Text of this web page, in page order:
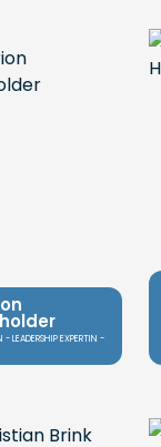
- LEADERSHIP EXPERTIN -